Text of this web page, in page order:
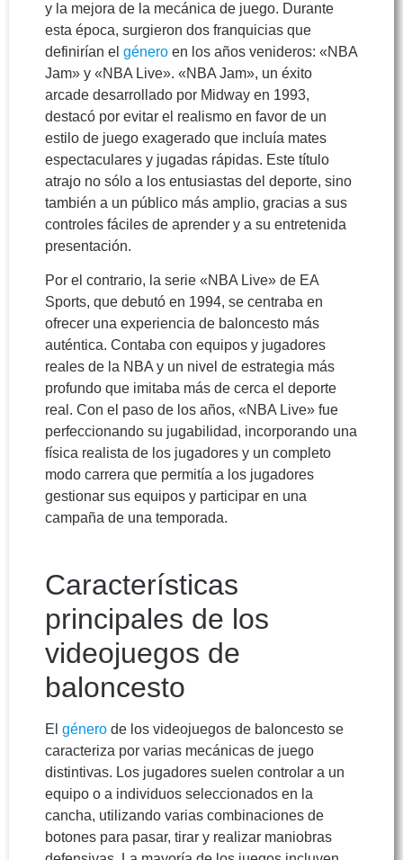
y la mejora de la mecánica de juego. Durante
esta época, surgieron dos franquicias que
definirían el género en los años venideros: «NBA
Jam» y «NBA Live». «NBA Jam», un éxito
arcade desarrollado por Midway en 1993,
destacó por evitar el realismo en favor de un
estilo de juego exagerado que incluía mates
espectaculares y jugadas rápidas. Este título
atrajo no sólo a los entusiastas del deporte, sino
también a un público más amplio, gracias a sus
controles fáciles de aprender y a su entretenida
presentación.
Por el contrario, la serie «NBA Live» de EA
Sports, que debutó en 1994, se centraba en
ofrecer una experiencia de baloncesto más
auténtica. Contaba con equipos y jugadores
reales de la NBA y un nivel de estrategia más
profundo que imitaba más de cerca el deporte
real. Con el paso de los años, «NBA Live» fue
perfeccionando su jugabilidad, incorporando una
física realista de los jugadores y un completo
modo carrera que permitía a los jugadores
gestionar sus equipos y participar en una
campaña de una temporada.
Características
principales de los
videojuegos de
baloncesto
El género de los videojuegos de baloncesto se
caracteriza por varias mecánicas de juego
distintivas. Los jugadores suelen controlar a un
equipo o a individuos seleccionados en la
cancha, utilizando varias combinaciones de
botones para pasar, tirar y realizar maniobras